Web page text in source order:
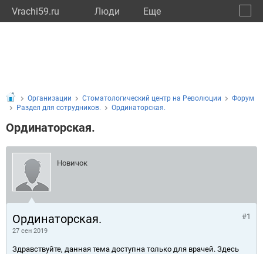
Vrachi59.ru Люди Eще
Организации Стоматологический центр на Революции
Форум
Раздел для сотрудников.
Ординаторская.
Ординаторская.
Новичок
Ординаторская.
27 сен 2019
#1
Здравствуйте, данная тема доступна только для врачей. Здесь